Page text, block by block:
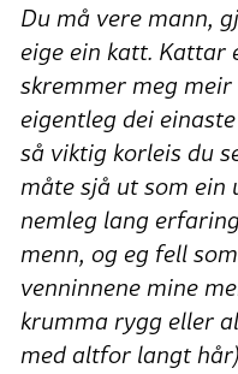
Du må vere mann,
eige ein katt. Kattar
skremmer meg
eigentleg dei
så viktig korleis du
måte sjå ut som ein
nemleg lang
menn, og eg fell
venninnene mine
krumma rygg eller
med altfor langt